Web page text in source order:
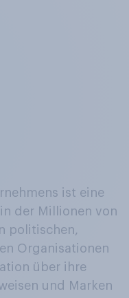
ist eine
der Millionen von
politischen,
Organisationen
über ihre
und Marken